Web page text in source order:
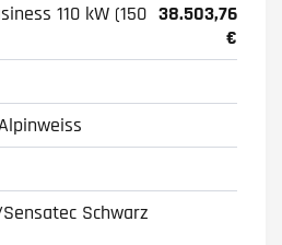
110 kW (150 38.503,76
€
Schwarz